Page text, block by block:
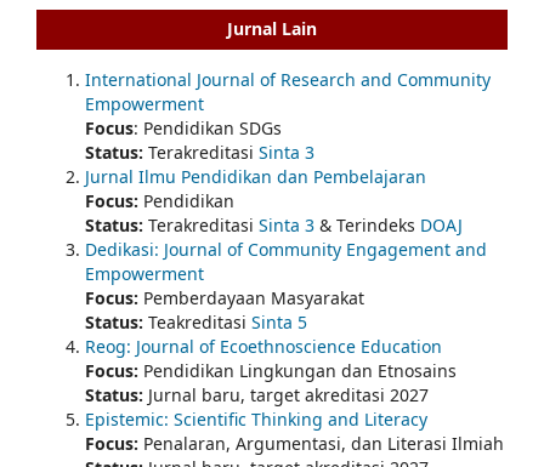
Jurnal Lain
International Journal of Research and Community
Empowerment
Focus: Pendidikan SDGs
Status: Terakreditasi Sinta 3
Jurnal Ilmu Pendidikan dan Pembelajaran
Focus: Pendidikan
Status: Terakreditasi Sinta 3 & Terindeks DOAJ
Dedikasi: Journal of Community Engagement and
Empowerment
Focus: Pemberdayaan Masyarakat
Status: Teakreditasi Sinta 5
Reog: Journal of Ecoethnoscience Education
Focus: Pendidikan Lingkungan dan Etnosains
Status: Jurnal baru, target akreditasi 2027
Epistemic: Scientific Thinking and Literacy
Focus: Penalaran, Argumentasi, dan Literasi Ilmiah